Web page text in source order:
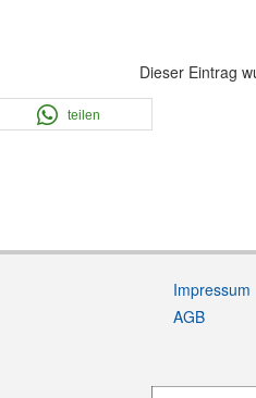
Dieser Eintrag
teilen
Impressum
AGB